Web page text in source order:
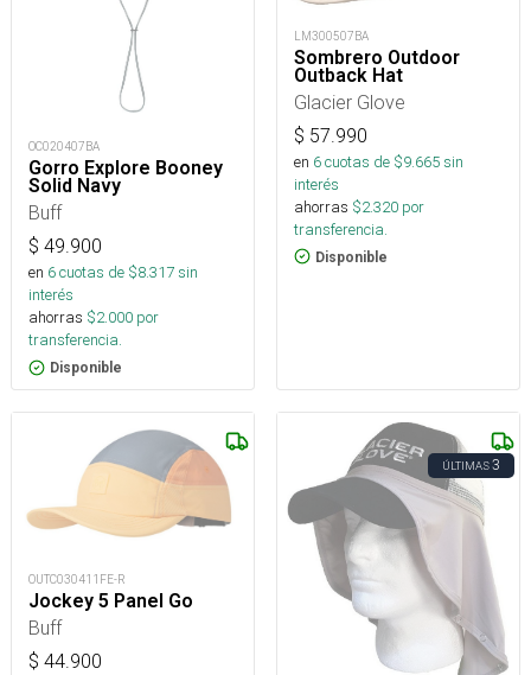
OC020407BA
Gorro Explore Booney
Solid Navy
Buff
$ 49.900
en 6cuotas de $8.317sin
interés
ahorras $2.000 por
transferencia.
Disponible
LM300507BA
Sombrero Outdoor
Outback Hat
Glacier Glove
$ 57.990
en 6cuotas de $9.665sin
interés
ahorras $2.320 por
transferencia.
Disponible
OUTC030411FE-R
Jockey 5 Panel Go
Buff
$ 44.900
ÚLTIMAS3